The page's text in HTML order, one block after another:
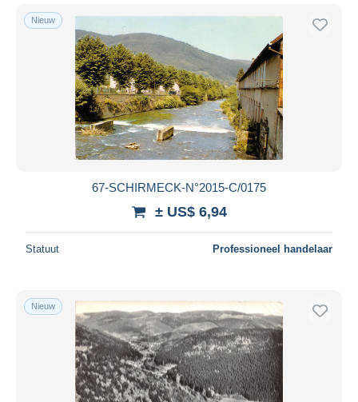
Nieuw
67-SCHIRMECK-N°2015-C/0175
± US$ 6,94
Statuut Professioneel handelaar
Nieuw